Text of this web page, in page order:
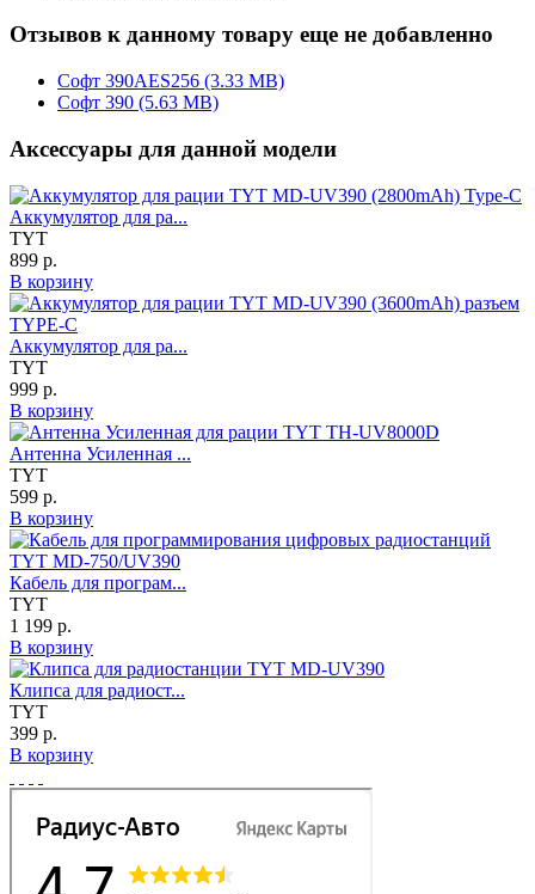
Отзывов к данному товару еще не добавленно
Софт 390AES256 (3.33 MB)
Софт 390 (5.63 MB)
Аксессуары для данной модели
Аккумулятор для ра...
TYT
899 р.
В корзину
Аккумулятор для ра...
TYT
999 р.
В корзину
Антенна Усиленная ...
TYT
599 р.
В корзину
Кабель для програм...
TYT
1 199 р.
В корзину
Клипса для радиост...
TYT
399 р.
В корзину